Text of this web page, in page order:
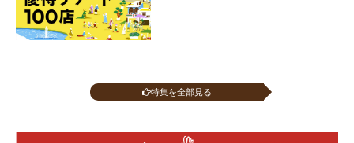
特集を全部見る